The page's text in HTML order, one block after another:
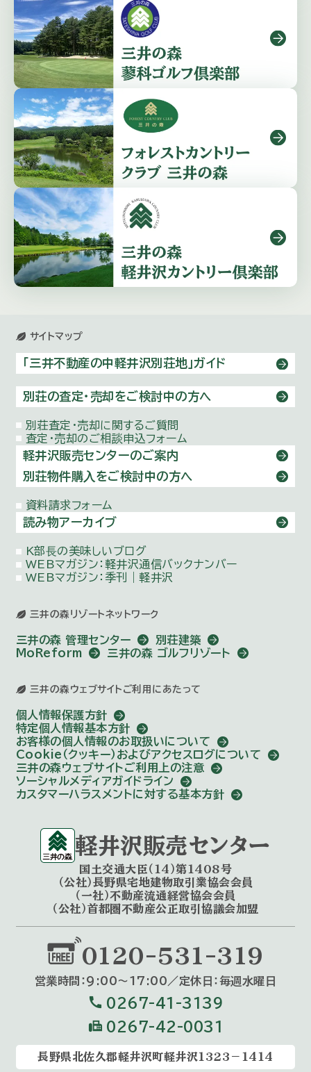
サイトマップ
「三井不動産の中軽井沢別荘地」ガイド
別荘の査定・売却をご検討中の方へ
別荘査定・売却に関するご質問
査定・売却のご相談申込フォーム
軽井沢販売センターのご案内
別荘物件購⼊をご検討中の方へ
資料請求フォーム
読み物アーカイブ
K部⻑の美味しいブログ
WEBマガジン： 軽井沢通信バックナンバー
WEBマガジン：季刊｜軽井沢
三井の森リゾートネットワーク
三井の森 管理センター
別荘建築
MoReform
三井の森 ゴルフリゾート
三井の森ウェブサイトご利用にあたって
個人情報保護方針
特定個人情報基本方針
お客様の個人情報のお取扱いについて
Cookie（クッキー）およびアクセスログについて
三井の森ウェブサイトご利用上の注意
ソーシャルメディアガイドライン
カスタマーハラスメントに対する基本方針
軽井沢販売センター
国土交通大臣（14）第1408号
（公社）長野県宅地建物取引業協会会員
（一社）不動産流通経営協会会員
（公社）首都圏不動産公正取引協議会加盟
0120-531-319
営業時間：9:00〜17:00／定休⽇：毎週⽔曜⽇
call 0267-41-3139
fax 0267-42-0031
長野県北佐久郡軽井沢町軽井沢1323－1414